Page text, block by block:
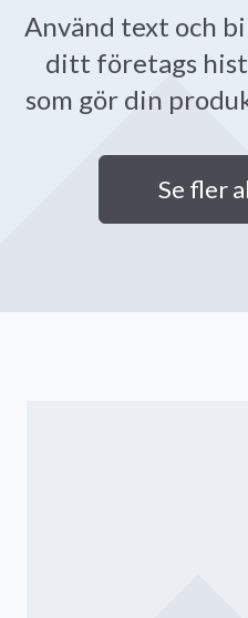
Använd text och
ditt företags
som gör din
Se fler